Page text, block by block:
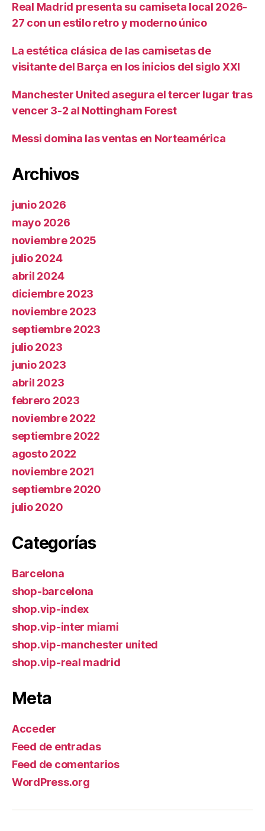
Real Madrid presenta su camiseta local 2026-
27 con un estilo retro y moderno único
La estética clásica de las camisetas de
visitante del Barça en los inicios del siglo XXI
Manchester United asegura el tercer lugar tras
vencer 3-2 al Nottingham Forest
Messi domina las ventas en Norteamérica
Archivos
junio 2026
mayo 2026
noviembre 2025
julio 2024
abril 2024
diciembre 2023
noviembre 2023
septiembre 2023
julio 2023
junio 2023
abril 2023
febrero 2023
noviembre 2022
septiembre 2022
agosto 2022
noviembre 2021
septiembre 2020
julio 2020
Categorías
Barcelona
shop-barcelona
shop.vip-index
shop.vip-inter miami
shop.vip-manchester united
shop.vip-real madrid
Meta
Acceder
Feed de entradas
Feed de comentarios
WordPress.org